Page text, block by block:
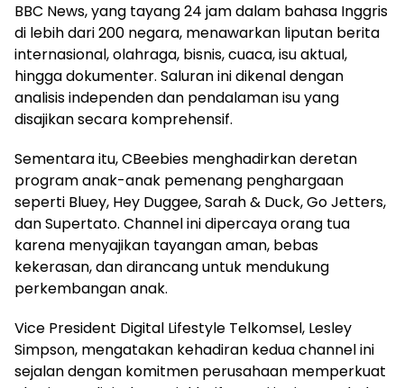
BBC News, yang tayang 24 jam dalam bahasa Inggris
di lebih dari 200 negara, menawarkan liputan berita
internasional, olahraga, bisnis, cuaca, isu aktual,
hingga dokumenter. Saluran ini dikenal dengan
analisis independen dan pendalaman isu yang
disajikan secara komprehensif.
Sementara itu, CBeebies menghadirkan deretan
program anak-anak pemenang penghargaan
seperti Bluey, Hey Duggee, Sarah & Duck, Go Jetters,
dan Supertato. Channel ini dipercaya orang tua
karena menyajikan tayangan aman, bebas
kekerasan, dan dirancang untuk mendukung
perkembangan anak.
Vice President Digital Lifestyle Telkomsel, Lesley
Simpson, mengatakan kehadiran kedua channel ini
sejalan dengan komitmen perusahaan memperkuat